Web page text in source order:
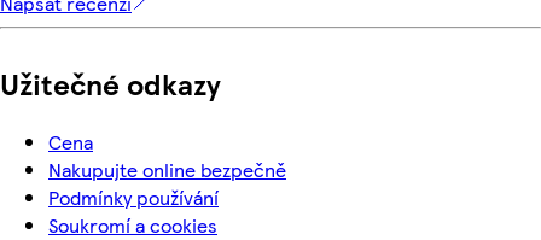
Užitečné odkazy
Cena
Nakupujte online bezpečně
Podmínky používání
Soukromí a cookies